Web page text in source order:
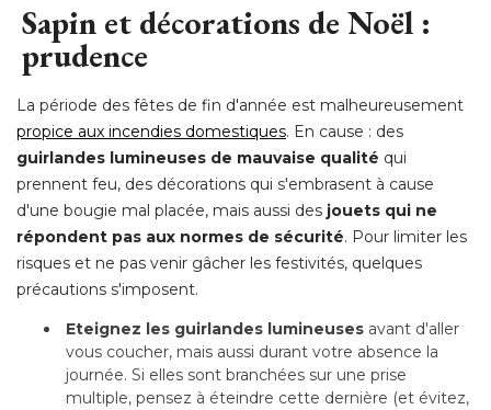
Sapin et décorations de Noël :
prudence
La période des fêtes de fin d'année est malheureusement
propice aux incendies domestiques. En cause : des
guirlandes lumineuses de mauvaise qualité qui
prennent feu, des décorations qui s'embrasent à cause
d'une bougie mal placée, mais aussi des jouets qui ne
répondent pas aux normes de sécurité. Pour limiter les
risques et ne pas venir gâcher les festivités, quelques
précautions s'imposent.
Eteignez les guirlandes lumineuses avant d'aller
vous coucher, mais aussi durant votre absence la
journée. Si elles sont branchées sur une prise
multiple, pensez à éteindre cette dernière (et évitez,